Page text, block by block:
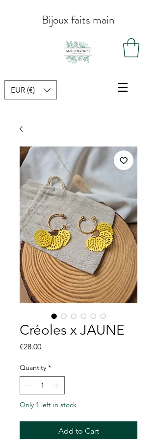
Bijoux faits main
EUR (€)
Créoles x JAUNE
€28.00Price
Quantity *
Only 1 left in stock
Add to Cart